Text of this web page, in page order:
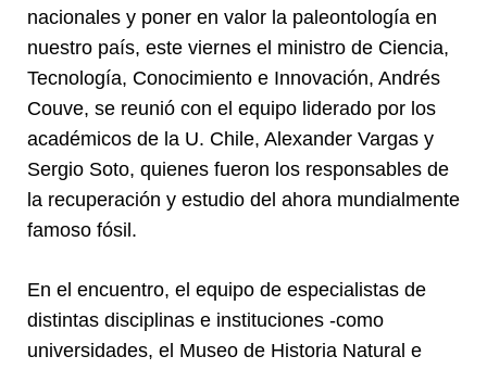
nacionales y poner en valor la paleontología en
nuestro país, este viernes el ministro de Ciencia,
Tecnología, Conocimiento e Innovación, Andrés
Couve, se reunió con el equipo liderado por los
académicos de la U. Chile, Alexander Vargas y
Sergio Soto, quienes fueron los responsables de
la recuperación y estudio del ahora mundialmente
famoso fósil.
En el encuentro, el equipo de especialistas de
distintas disciplinas e instituciones -como
universidades, el Museo de Historia Natural e